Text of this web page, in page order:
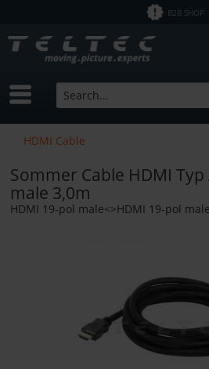
B2B SHOP
HDMI Cable
Sommer Cable HDMI Typ
male 3,0m
HDMI 19-pol male<>HDMI 19-pol